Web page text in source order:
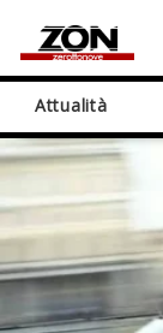
Attualità